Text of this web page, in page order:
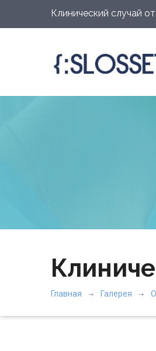
Клинический случай
Главная Галерея